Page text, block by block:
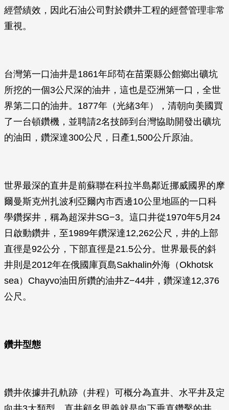
經營績效，因此石油公司對於鑽井工程的經營管理非常
重視。
台灣第一口油井是1861年邱苟在苗栗縣公館鄉出礦坑
所挖的一個3公尺深的油井，這也是亞洲第一口，全世
界第二口的油井。1877年（光緒3年），清朝向美國買
了一台頓鑽機，並聘請2名技師到台灣協助開發出礦坑
的油田，鑽深達300公尺，日產1,500公斤原油。
世界最深的直井是前蘇聯在科拉半島鄰近挪威國界的摩
爾曼斯克州扎波利亞爾內市西邊10公里地區的一口科
學鑽探井，稱為超深井SG−3。這口井從1970年5月24
日啟動鑽井，至1989年鑽深達12,262公尺，井的上部
直徑是92公分，下部直徑是21.5公分。世界最長的斜
井則是2012年在俄國庫頁島Sakhalin外海（Okhotsk
sea）Chayvo油田所鑽的油井Z−44井，鑽深達12,376
公尺。
鑽井型態
鑽井依據井孔軌跡（井程）可概分為直井、水平井及定